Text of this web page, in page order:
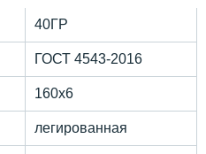
40ГР
ГОСТ 4543-2016
160х6
легированная